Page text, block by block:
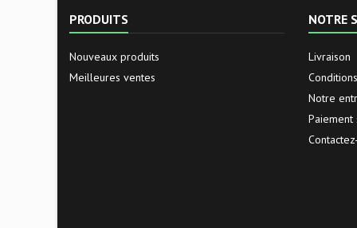
PRODUITS
Nouveaux produits
Meilleures ventes
NOTRE
Livraison
Notre
Paiement